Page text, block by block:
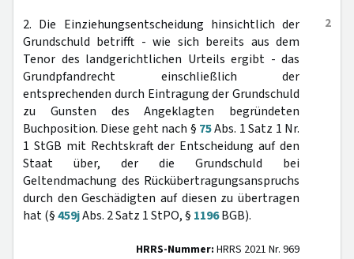
2
2. Die Einziehungsentscheidung hinsichtlich der
Grundschuld betrifft - wie sich bereits aus dem
Tenor des landgerichtlichen Urteils ergibt - das
Grundpfandrecht einschließlich der
entsprechenden durch Eintragung der Grundschuld
zu Gunsten des Angeklagten begründeten
Buchposition. Diese geht nach § 75Abs. 1 Satz 1 Nr.
1 StGB mit Rechtskraft der Entscheidung auf den
Staat über, der die Grundschuld bei
Geltendmachung des Rückübertragungsanspruchs
durch den Geschädigten auf diesen zu übertragen
hat (§459jAbs. 2 Satz 1 StPO, § 1196BGB).
HRRS-Nummer: HRRS 2021 Nr. 969